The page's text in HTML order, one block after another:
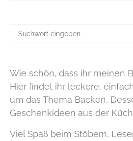
SUCHE
Wie schön, dass ihr meinen
Hier findet ihr leckere,
um das Thema Backen,
Geschenkideen aus der
Viel Spaß beim Stöbern,